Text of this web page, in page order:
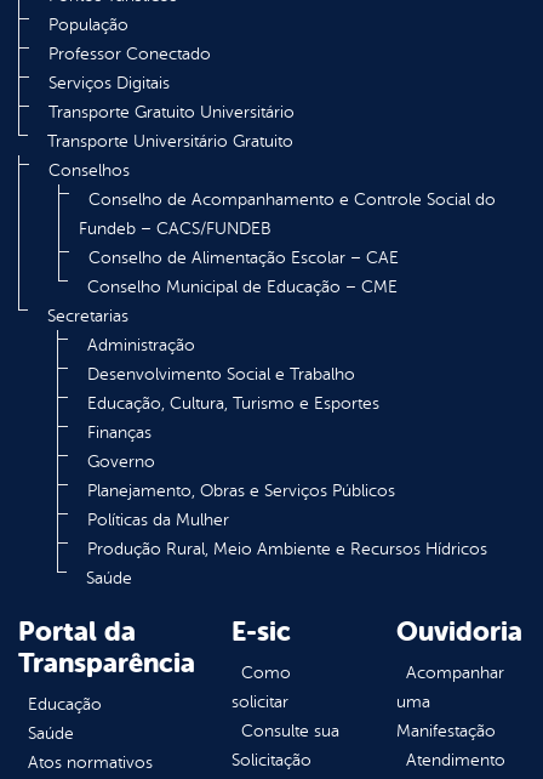
População
Professor Conectado
Serviços Digitais
Transporte Gratuito Universitário
Transporte Universitário Gratuito
Conselhos
Conselho de Acompanhamento e Controle Social do
Fundeb – CACS/FUNDEB
Conselho de Alimentação Escolar – CAE
Conselho Municipal de Educação – CME
Secretarias
Administração
Desenvolvimento Social e Trabalho
Educação, Cultura, Turismo e Esportes
Finanças
Governo
Planejamento, Obras e Serviços Públicos
Políticas da Mulher
Produção Rural, Meio Ambiente e Recursos Hídricos
Saúde
Portal da
Transparência
Educação
Saúde
Atos normativos
E-sic
Como
solicitar
Consulte sua
Solicitação
Ouvidoria
Acompanhar
uma
Manifestação
Atendimento